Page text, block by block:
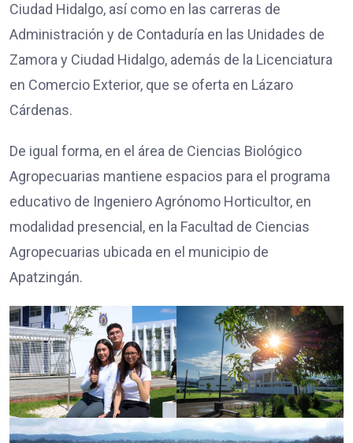
Ciudad Hidalgo, así como en las carreras de
Administración y de Contaduría en las Unidades de
Zamora y Ciudad Hidalgo, además de la Licenciatura
en Comercio Exterior, que se oferta en Lázaro
Cárdenas.
De igual forma, en el área de Ciencias Biológico
Agropecuarias mantiene espacios para el programa
educativo de Ingeniero Agrónomo Horticultor, en
modalidad presencial, en la Facultad de Ciencias
Agropecuarias ubicada en el municipio de
Apatzingán.